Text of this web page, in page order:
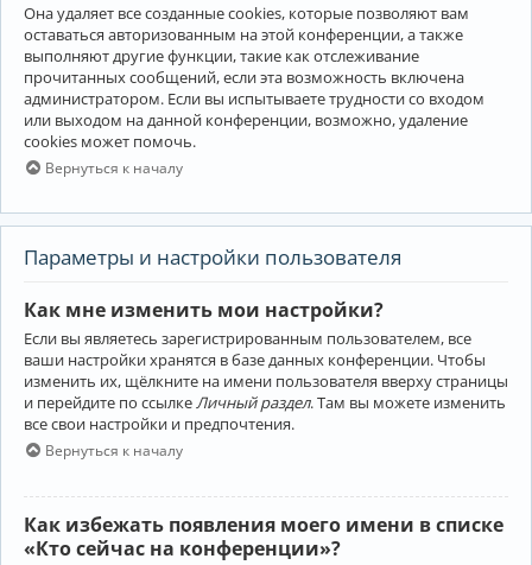
Она удаляет все созданные cookies, которые позволяют вам
оставаться авторизованным на этой конференции, а также
выполняют другие функции, такие как отслеживание
прочитанных сообщений, если эта возможность включена
администратором. Если вы испытываете трудности со входом
или выходом на данной конференции, возможно, удаление
cookies может помочь.
Вернуться к началу
Параметры и настройки пользователя
Как мне изменить мои настройки?
Если вы являетесь зарегистрированным пользователем, все
ваши настройки хранятся в базе данных конференции. Чтобы
изменить их, щёлкните на имени пользователя вверху страницы
и перейдите по ссылке Личный раздел. Там вы можете изменить
все свои настройки и предпочтения.
Вернуться к началу
Как избежать появления моего имени в списке
«Кто сейчас на конференции»?